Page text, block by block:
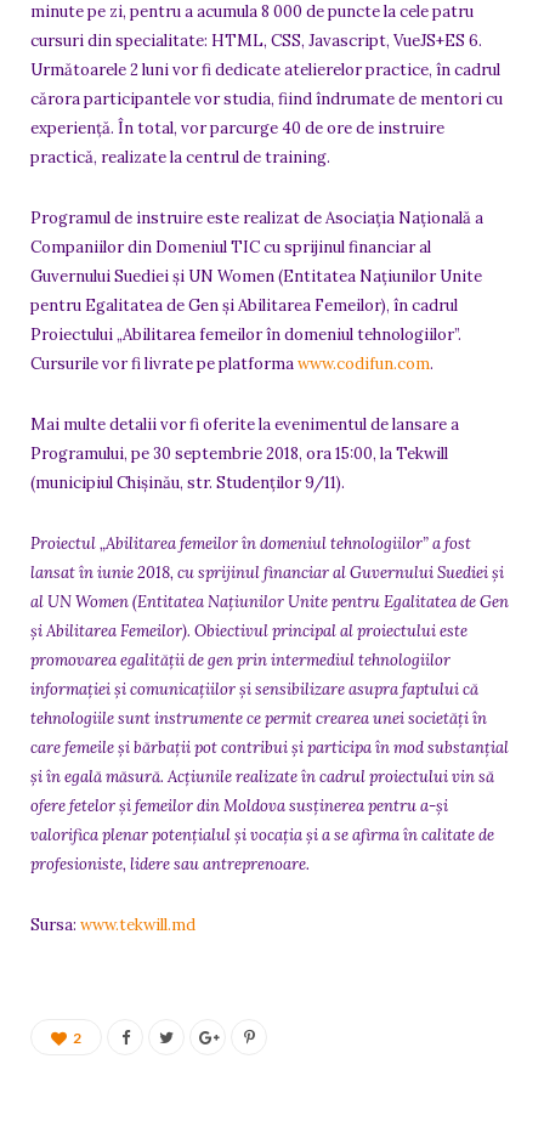
minute pe zi, pentru a acumula 8 000 de puncte la cele patru
cursuri din specialitate: HTML, CSS, Javascript, VueJS+ES 6.
Următoarele 2 luni vor fi dedicate atelierelor practice, în cadrul
cărora participantele vor studia, fiind îndrumate de mentori cu
experiență. În total, vor parcurge 40 de ore de instruire
practică, realizate la centrul de training.
Programul de instruire este realizat de Asociația Națională a
Companiilor din Domeniul TIC cu sprijinul financiar al
Guvernului Suediei și UN Women (Entitatea Naţiunilor Unite
pentru Egalitatea de Gen şi Abilitarea Femeilor), în cadrul
Proiectului „Abilitarea femeilor în domeniul tehnologiilor”.
Cursurile vor fi livrate pe platformawww.codifun.com.
Mai multe detalii vor fi oferite la evenimentul de lansare a
Programului, pe 30 septembrie 2018, ora 15:00, la Tekwill
(municipiul Chișinău, str. Studenților 9/11).
Proiectul „Abilitarea femeilor în domeniul tehnologiilor” a fost
lansat în iunie 2018, cu sprijinul financiar al Guvernului Suediei și
al UN Women (Entitatea Naţiunilor Unite pentru Egalitatea de Gen
şi Abilitarea Femeilor). Obiectivul principal al proiectului este
promovarea egalității de gen prin intermediul tehnologiilor
informației și comunicațiilor și sensibilizare asupra faptului că
tehnologiile sunt instrumente ce permit crearea unei societăți în
care femeile și bărbații pot contribui și participa în mod substanțial
și în egală măsură. Acțiunile realizate în cadrul proiectului vin să
ofere fetelor și femeilor din Moldova susținerea pentru a-și
valorifica plenar potențialul și vocația și a se afirma în calitate de
profesioniste, lidere sau antreprenoare.
Sursa: www.tekwill.md
2